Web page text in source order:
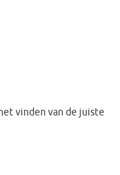
vinden van de juiste